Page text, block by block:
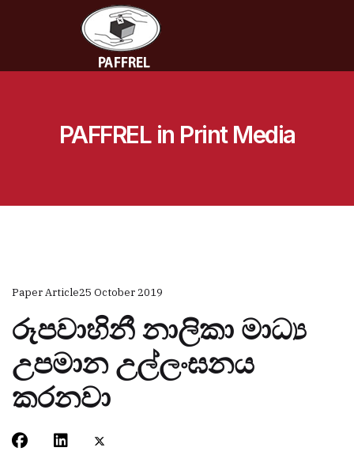
PAFFREL in Print Media
Paper Article25 October 2019
රූපවාහිනී නාලිකා මාධ්‍ය
උපමාන උල්ලංඝනය
කරනවා